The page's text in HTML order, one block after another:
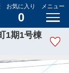
お気に入り
0
メニュー
1期1号棟